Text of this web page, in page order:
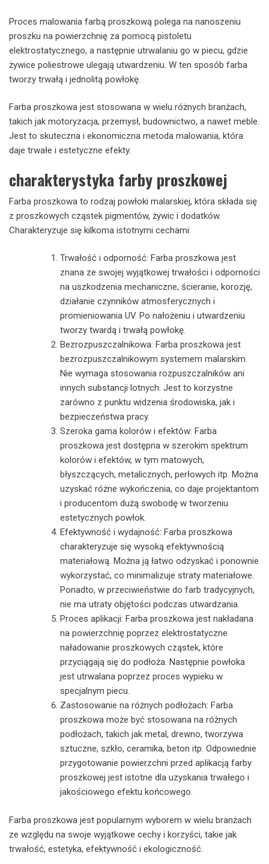
Proces malowania farbą proszkową polega na nanoszeniu
proszku na powierzchnię za pomocą pistoletu
elektrostatycznego, a następnie utrwalaniu go w piecu, gdzie
żywice poliestrowe ulegają utwardzeniu. W ten sposób farba
tworzy trwałą i jednolitą powłokę.
Farba proszkowa jest stosowana w wielu różnych branżach,
takich jak motoryzacja, przemysł, budownictwo, a nawet meble.
Jest to skuteczna i ekonomiczna metoda malowania, która
daje trwałe i estetyczne efekty.
charakterystyka farby proszkowej
Farba proszkowa to rodzaj powłoki malarskiej, która składa się
z proszkowych cząstek pigmentów, żywic i dodatków.
Charakteryzuje się kilkoma istotnymi cechami:
Trwałość i odporność: Farba proszkowa jest
znana ze swojej wyjątkowej trwałości i odporności
na uszkodzenia mechaniczne, ścieranie, korozję,
działanie czynników atmosferycznych i
promieniowania UV. Po nałożeniu i utwardzeniu
tworzy twardą i trwałą powłokę.
Bezrozpuszczalnikowa: Farba proszkowa jest
bezrozpuszczalnikowym systemem malarskim.
Nie wymaga stosowania rozpuszczalników ani
innych substancji lotnych. Jest to korzystne
zarówno z punktu widzenia środowiska, jak i
bezpieczeństwa pracy.
Szeroka gama kolorów i efektów: Farba
proszkowa jest dostępna w szerokim spektrum
kolorów i efektów, w tym matowych,
błyszczących, metalicznych, perłowych itp. Można
uzyskać różne wykończenia, co daje projektantom
i producentom dużą swobodę w tworzeniu
estetycznych powłok.
Efektywność i wydajność: Farba proszkowa
charakteryzuje się wysoką efektywnością
materiałową. Można ją łatwo odzyskać i ponownie
wykorzystać, co minimalizuje straty materiałowe.
Ponadto, w przeciwieństwie do farb tradycyjnych,
nie ma utraty objętości podczas utwardzania.
Proces aplikacji: Farba proszkowa jest nakładana
na powierzchnię poprzez elektrostatyczne
naładowanie proszkowych cząstek, które
przyciągają się do podłoża. Następnie powłoka
jest utrwalana poprzez proces wypieku w
specjalnym piecu.
Zastosowanie na różnych podłożach: Farba
proszkowa może być stosowana na różnych
podłożach, takich jak metal, drewno, tworzywa
sztuczne, szkło, ceramika, beton itp. Odpowiednie
przygotowanie powierzchni przed aplikacją farby
proszkowej jest istotne dla uzyskania trwałego i
jakościowego efektu końcowego.
Farba proszkowa jest popularnym wyborem w wielu branżach
ze względu na swoje wyjątkowe cechy i korzyści, takie jak
trwałość, estetyka, efektywność i ekologiczność.